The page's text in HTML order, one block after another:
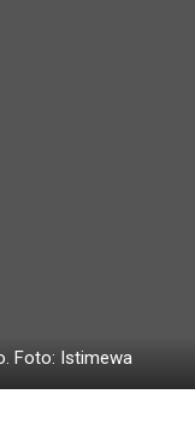
Foto: Istimewa